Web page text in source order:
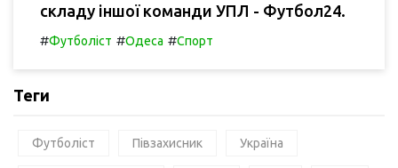
складу іншої команди УПЛ - Футбол24.
#Футболіст #Одеса #Спорт
Теги
Футболіст Півзахисник Україна